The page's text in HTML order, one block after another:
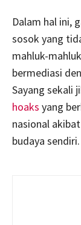
Dalam hal ini,
sosok yang
mahluk-
bermediasi
Sayang sekali
hoaks yang
nasional
budaya sendiri.